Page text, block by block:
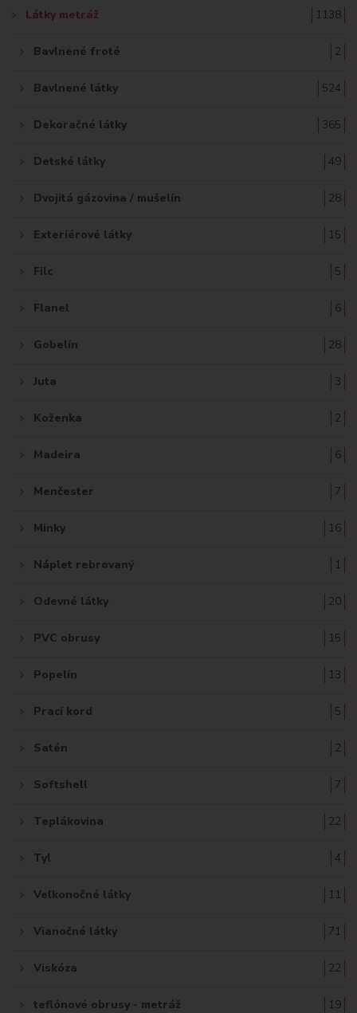
Látky metráž 1138
Bavlnené froté 2
Bavlnené látky 524
Dekoračné látky 365
Detské látky 49
Dvojitá gázovina / mušelín 28
Exteriérové látky 15
Filc 5
Flanel 6
Gobelín 28
Juta 3
Koženka 2
Madeira 6
Menčester 7
Minky 16
Náplet rebrovaný 1
Odevné látky 20
PVC obrusy 15
Popelín 13
Prací kord 5
Satén 2
Softshell 7
Teplákovina 22
Tyl 4
Veľkonočné látky 11
Vianočné látky 71
Viskóza 22
teflónové obrusy - metráž 19